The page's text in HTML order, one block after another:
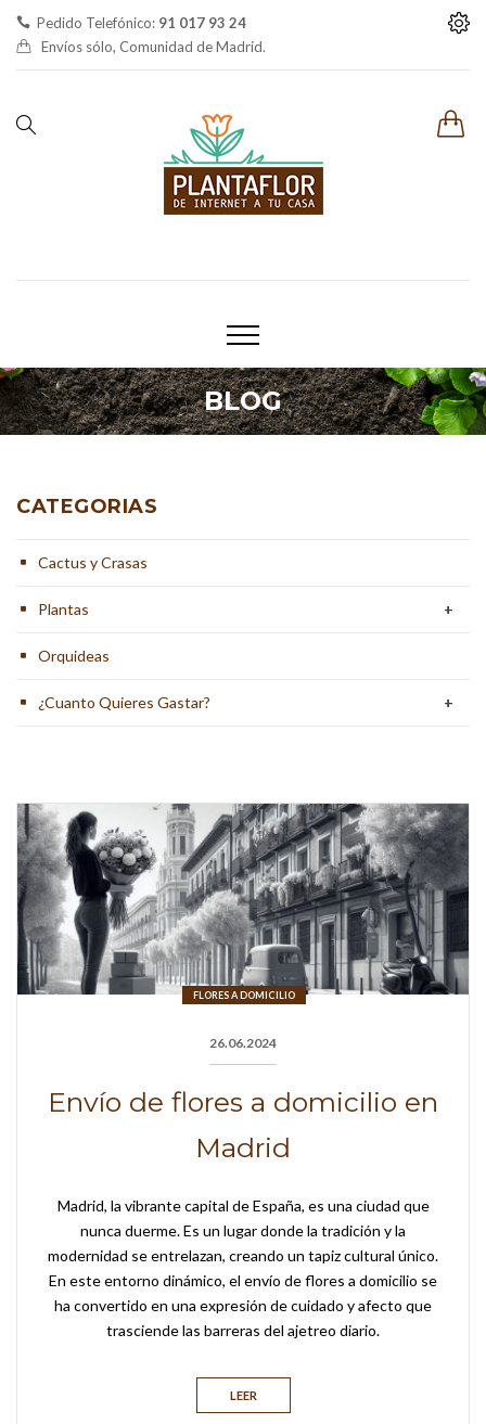
Pedido Telefónico: 91 017 93 24
Envíos sólo, Comunidad de Madrid.
BLOG
CATEGORIAS
Cactus y Crasas
Plantas +
Orquideas
¿Cuanto Quieres Gastar? +
FLORES A DOMICILIO
26.06.2024
Envío de flores a domicilio en
Madrid
Madrid, la vibrante capital de España, es una ciudad que
nunca duerme. Es un lugar donde la tradición y la
modernidad se entrelazan, creando un tapiz cultural único.
En este entorno dinámico, el envío de flores a domicilio se
ha convertido en una expresión de cuidado y afecto que
trasciende las barreras del ajetreo diario.
LEER